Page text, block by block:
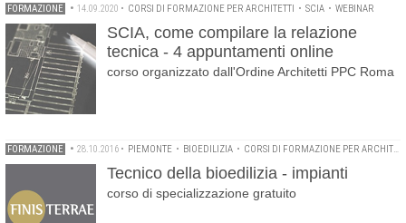
FORMAZIONE • 14.09.2020 • CORSI DI FORMAZIONE PER ARCHITETTI • SCIA • WEBINAR
SCIA, come compilare la relazione
tecnica - 4 appuntamenti online
corso organizzato dall'Ordine Architetti PPC Roma
FORMAZIONE • 28.10.2016 • PIEMONTE • BIOEDILIZIA • CORSI DI FORMAZIONE PER ARCHITETTI
Tecnico della bioedilizia - impianti
corso di specializzazione gratuito